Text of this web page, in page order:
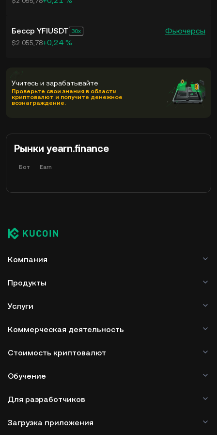
Бесср YFIUSDT 30 Фьючерсы
$2 055,78+0,24 %
Учитесь и зарабатывайте
Проверьте свои знания в области
криптовалют и получите денежное
вознаграждение.
Рынки yearn.finance
Бот Earn
Компания
Продукты
Услуги
Коммерческая деятельность
Стоимость криптовалют
Обучение
Для разработчиков
Загрузка приложения